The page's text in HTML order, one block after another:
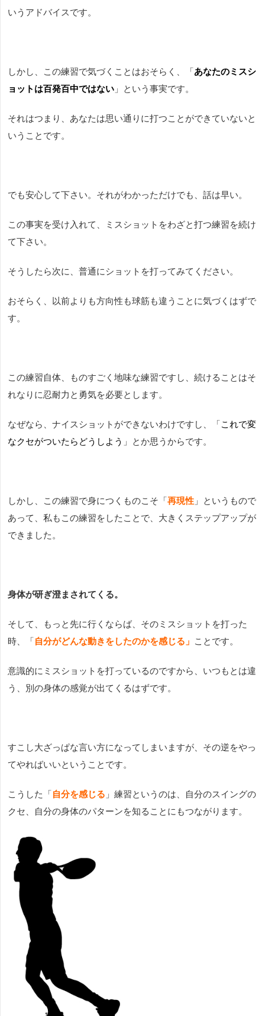
いうアドバイスです。
しかし、この練習で気づくことはおそらく、「あなたのミスシ
ョットは百発百中ではない 」という事実です。
それはつまり、あなたは思い通りに打つことができていないと
いうことです。
でも安心して下さい。それがわかっただけでも、話は早い。
この事実を受け入れて、ミスショットをわざと打つ練習を続け
て下さい。
そうしたら次に、普通にショットを打ってみてください。
おそらく、以前よりも方向性も球筋も違うことに気づくはずで
す。
この練習自体、ものすごく地味な練習ですし、続けることはそ
れなりに忍耐力と勇気を必要とします。
なぜなら、ナイスショットができないわけですし、「これで変
なクセがついたらどうしよう 」とか思うからです。
しかし、この練習で身につくものこそ「再現性 」というもので
あって、私もこの練習をしたことで、大きくステップアップが
できました。
身体が研ぎ澄まされてくる。
そして、もっと先に行くならば、そのミスショットを打った
時、「自分がどんな動きをしたのかを感じる」 ことです。
意識的にミスショットを打っているのですから、いつもとは違
う、別の身体の感覚が出てくるはずです。
すこし大ざっぱな言い方になってしまいますが、その逆をやっ
てやればいいということです。
こうした「自分を感じる 」練習というのは、自分のスイングの
クセ、自分の身体のパターンを知ることにもつながります。